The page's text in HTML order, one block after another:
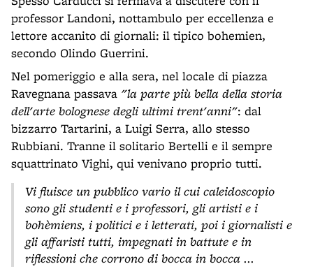
professor Landoni, nottambulo per eccellenza e
lettore accanito di giornali: il tipico bohemien,
secondo Olindo Guerrini.
Nel pomeriggio e alla sera, nel locale di piazza
Ravegnana passava "la parte più bella della storia
dell'arte bolognese degli ultimi trent'anni": dal
bizzarro Tartarini, a Luigi Serra, allo stesso
Rubbiani. Tranne il solitario Bertelli e il sempre
squattrinato Vighi, qui venivano proprio tutti.
Vi fluisce un pubblico vario il cui caleidoscopio
sono gli studenti e i professori, gli artisti e i
bohèmiens, i politici e i letterati, poi i giornalisti e
gli affaristi tutti, impegnati in battute e in
riflessioni che corrono di bocca in bocca ...